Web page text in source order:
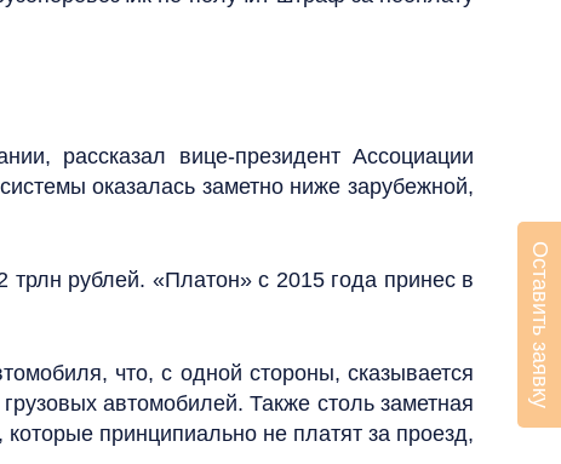
рассказал вице-президент Ассоциации
оказалась заметно ниже зарубежной,
рублей. «Платон» с 2015 года принес в
что, с одной стороны, сказывается
автомобилей. Также столь заметная
принципиально не платят за проезд,
Оставить заявку